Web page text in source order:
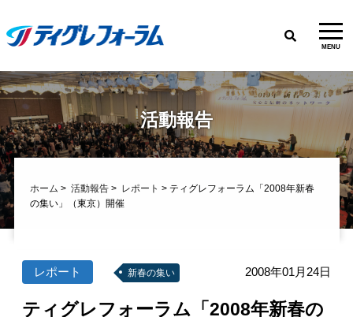
MENU
活動報告
ホーム > 活動報告> レポート > ティグレフォーラム「2008年新春
の集い」（東京）開催
レポート 新春の集い 2008年01月24日
ティグレフォーラム「2008年新春の